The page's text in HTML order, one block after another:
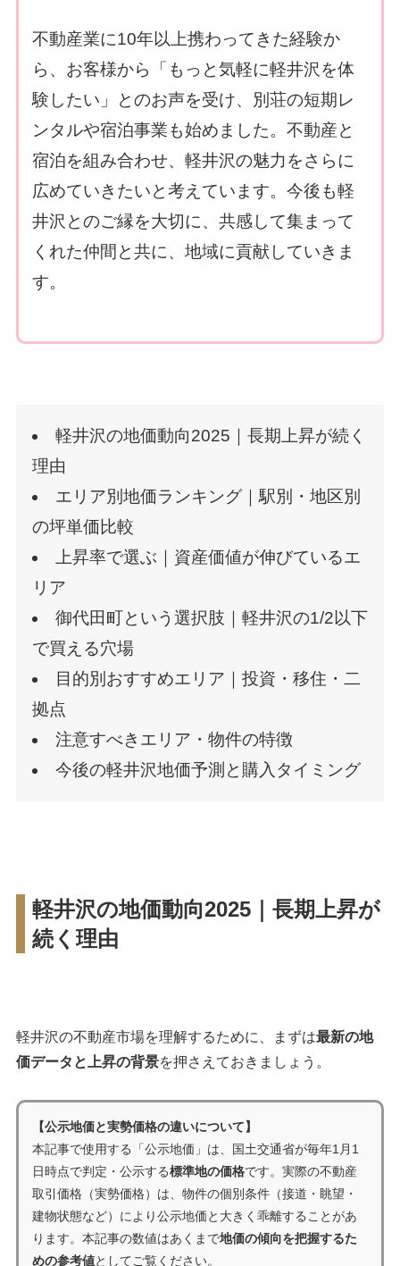
不動産業に10年以上携わってきた経験か
ら、お客様から「もっと気軽に軽井沢を体
験したい」とのお声を受け、別荘の短期レ
ンタルや宿泊事業も始めました。不動産と
宿泊を組み合わせ、軽井沢の魅力をさらに
広めていきたいと考えています。今後も軽
井沢とのご縁を大切に、共感して集まって
くれた仲間と共に、地域に貢献していきま
す。
軽井沢の地価動向2025｜長期上昇が続く
理由
エリア別地価ランキング｜駅別・地区別
の坪単価比較
上昇率で選ぶ｜資産価値が伸びているエ
リア
御代田町という選択肢｜軽井沢の1/2以下
で買える穴場
目的別おすすめエリア｜投資・移住・二
拠点
注意すべきエリア・物件の特徴
今後の軽井沢地価予測と購入タイミング
軽井沢の地価動向2025｜長期上昇が
続く理由
軽井沢の不動産市場を理解するために、まずは最新の地
価データと上昇の背景を押さえておきましょう。
【公示地価と実勢価格の違いについて】
本記事で使用する「公示地価」は、国土交通省が毎年1月1
日時点で判定・公示する標準地の価格です。実際の不動産
取引価格（実勢価格）は、物件の個別条件（接道・眺望・
建物状態など）により公示地価と大きく乖離することがあ
ります。本記事の数値はあくまで地価の傾向を把握するた
めの参考値としてご覧ください。